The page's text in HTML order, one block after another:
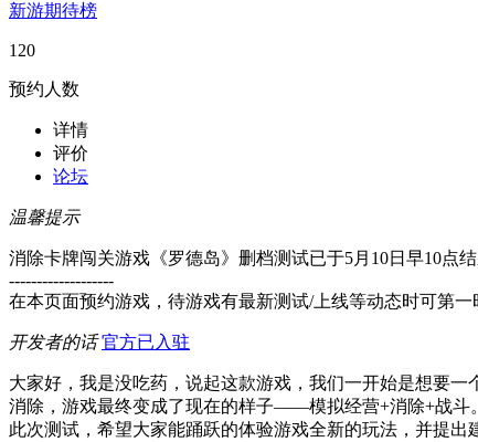
新游期待榜
120
预约人数
详情
评价
论坛
温馨提示
消除卡牌闯关游戏《罗德岛》删档测试已于5月10日早10点
-------------------
在本页面预约游戏，待游戏有最新测试/上线等动态时可第一
开发者的话 官方已入驻
大家好，我是没吃药，说起这款游戏，我们一开始是想要
消除，游戏最终变成了现在的样子——模拟经营+消除+战斗。
此次测试，希望大家能踊跃的体验游戏全新的玩法，并提